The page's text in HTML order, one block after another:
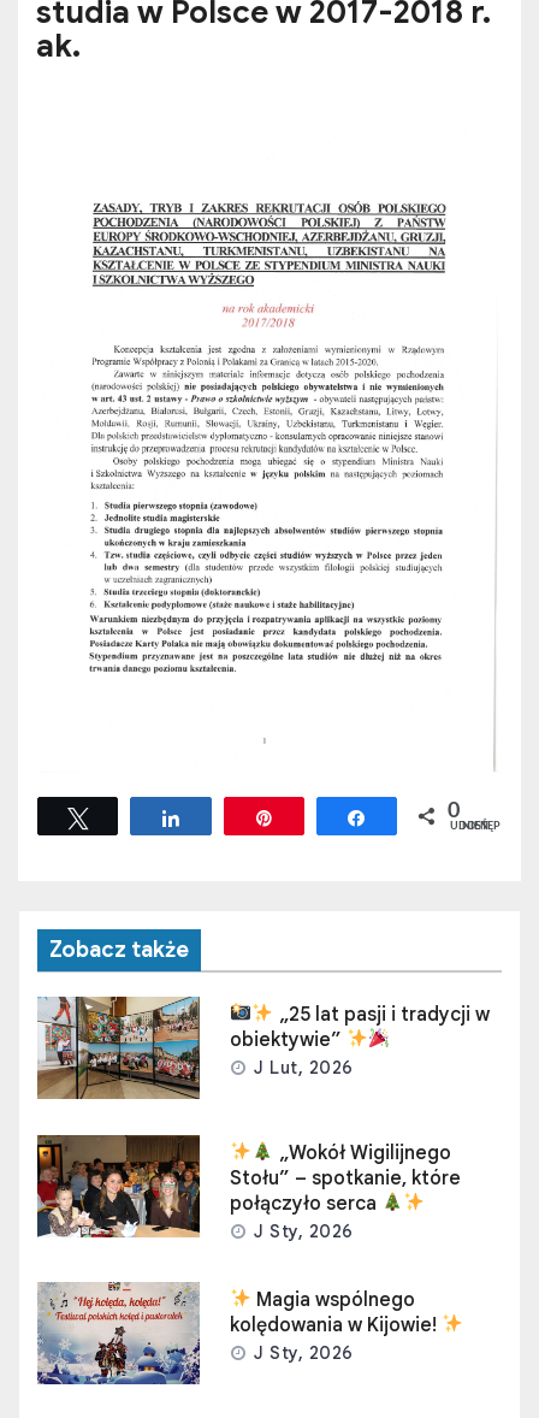
studia w Polsce w 2017-2018 r.
ak.
Udostępnij Udostępnij
0
UDOSTĘPNIEŃ
Zobacz także
„25 lat pasji i tradycji w
obiektywie”
J Lut, 2026
„Wokół Wigilijnego
Stołu” – spotkanie, które
połączyło serca
J Sty, 2026
Magia wspólnego
kolędowania w Kijowie!
J Sty, 2026